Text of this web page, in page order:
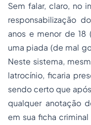
Sem falar, claro, no
responsabilização
anos e menor de 18
uma piada (de mal
Neste sistema,
latrocínio, ficaria
sendo certo que
qualquer anotação
em sua ficha